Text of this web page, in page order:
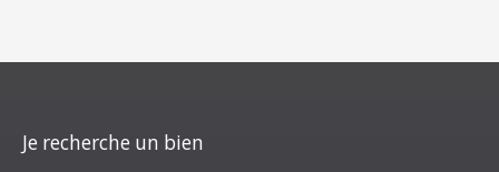
Je recherche un bien